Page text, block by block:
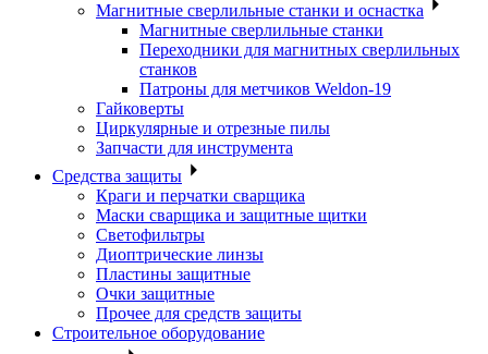
Магнитные сверлильные станки и оснастка
Магнитные сверлильные станки
Переходники для магнитных сверлильных
станков
Патроны для метчиков Weldon-19
Гайковерты
Циркулярные и отрезные пилы
Запчасти для инструмента
Средства защиты
Краги и перчатки сварщика
Маски сварщика и защитные щитки
Светофильтры
Диоптрические линзы
Пластины защитные
Очки защитные
Прочее для средств защиты
Строительное оборудование